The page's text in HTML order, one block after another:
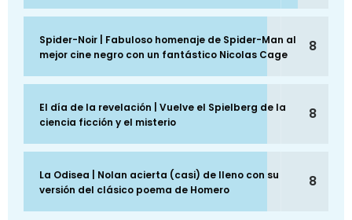
Spider-Noir | Fabuloso homenaje de Spider-Man al
mejor cine negro con un fantástico Nicolas Cage
8
El día de la revelación | Vuelve el Spielberg de la
ciencia ficción y el misterio
8
La Odisea | Nolan acierta (casi) de lleno con su
versión del clásico poema de Homero
8